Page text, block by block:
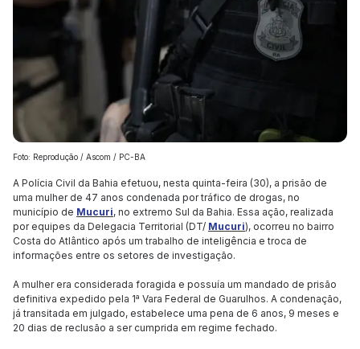
Foto: Reprodução / Ascom / PC-BA
A Polícia Civil da Bahia efetuou, nesta quinta-feira (30), a prisão de
uma mulher de 47 anos condenada por tráfico de drogas, no
município de Mucuri, no extremo Sul da Bahia. Essa ação, realizada
por equipes da Delegacia Territorial (DT/ Mucuri), ocorreu no bairro
Costa do Atlântico após um trabalho de inteligência e troca de
informações entre os setores de investigação.
A mulher era considerada foragida e possuía um mandado de prisão
definitiva expedido pela 1ª Vara Federal de Guarulhos. A condenação,
já transitada em julgado, estabelece uma pena de 6 anos, 9 meses e
20 dias de reclusão a ser cumprida em regime fechado.